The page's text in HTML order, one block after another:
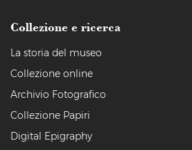
Collezione e ricerca
La storia del museo
Collezione online
Archivio Fotografico
Collezione Papiri
Digital Epigraphy